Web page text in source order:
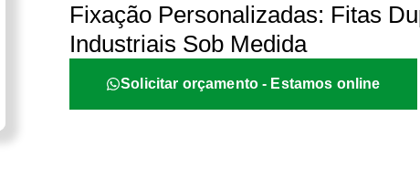
Fixação Personalizadas: Fitas
Industriais Sob Medida
Solicitar orçamento - Estamos online